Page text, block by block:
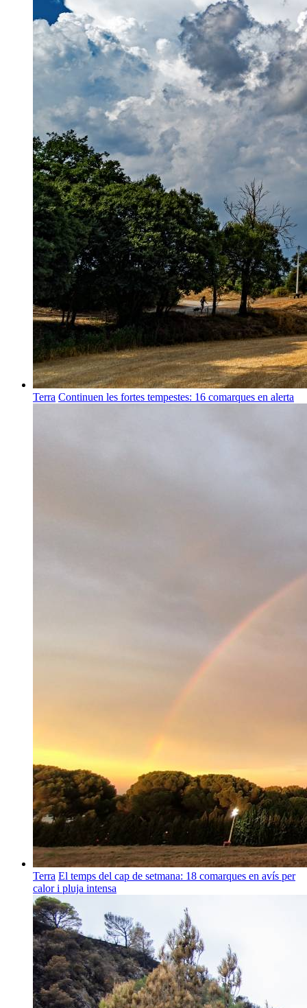
Terra Continuen les fortes tempestes: 16 comarques en alerta
Terra El temps del cap de setmana: 18 comarques en avís per
calor i pluja intensa